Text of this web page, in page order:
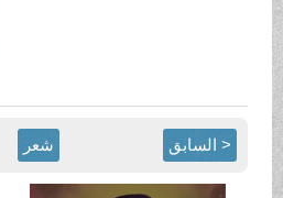
< السابق شعر